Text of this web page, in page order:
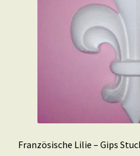
Französische Lilie – Gips